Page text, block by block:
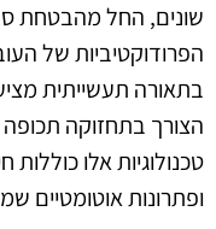
שונים, החל מהבטחת
הפרודוקטיביות של
בתאורה תעשייתית
הצורך בתחזוקה תכופה
טכנולוגיות אלו
ופתרונות אוטומטיים